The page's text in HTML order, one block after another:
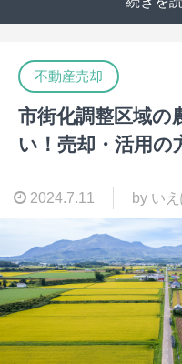
不動産売却
市街化調整区域の
い！売却・活用の
2024.7.11 by い